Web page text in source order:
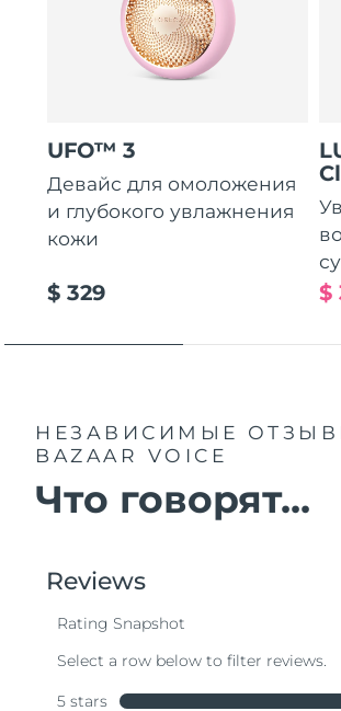
UFO™ 3
Девайс для омоложения
и глубокого увлажнения
кожи
$ 329 $
НЕЗАВИСИМЫЕ
BAZAAR VOICE
Что говорят...